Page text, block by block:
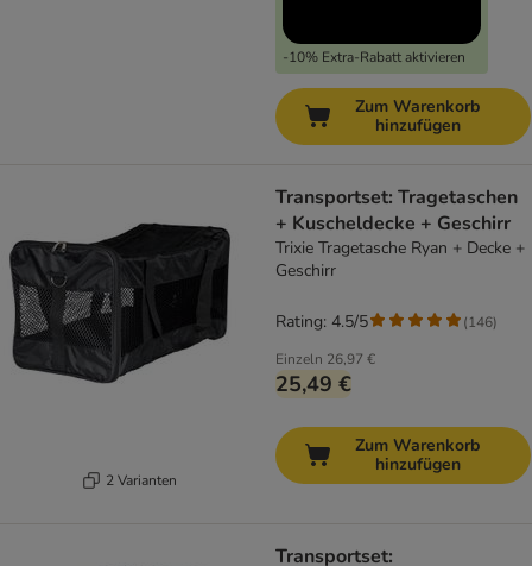
-10% Extra-Rabatt aktivieren
Zum Warenkorb
hinzufügen
2 Varianten
Transportset: Tragetaschen
+ Kuscheldecke + Geschirr
Trixie Tragetasche Ryan + Decke +
Geschirr
Einzeln 26,97 €
25,49 €
Rating: 4.5/5 (146)
Zum Warenkorb
hinzufügen
Transportset: